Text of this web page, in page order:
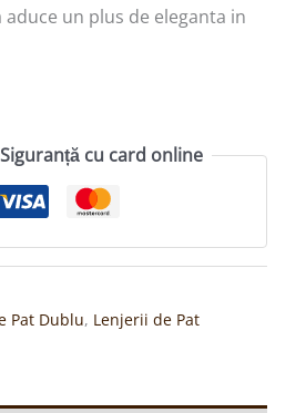
aduce un plus de eleganta in
cu card online
Pat Dublu, Lenjerii de Pat